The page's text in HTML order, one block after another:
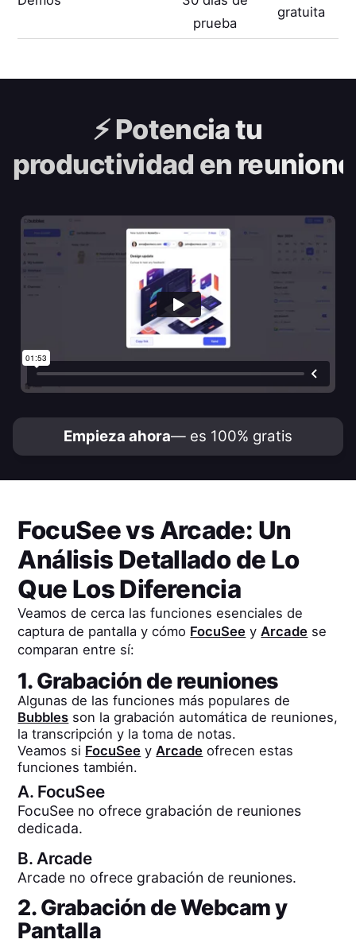
prueba
gratuita
⚡️Potencia tu
productividad en
Empieza ahora— es 100% gratis
FocuSeevsArcade: Un
Análisis Detallado de Lo
Que Los Diferencia
Veamos de cerca las funciones esenciales de
captura de pantalla y cómo FocuSee yArcade se
comparan entre sí:
1. Grabación de reuniones
Algunas de las funciones más populares de
Bubbles son la grabación automática de reuniones,
la transcripción y la toma de notas.
Veamos si FocuSee y Arcade ofrecen estas
funciones también.
A. FocuSee
FocuSee no ofrece grabación de reuniones
dedicada.
B. Arcade
Arcade no ofrece grabación de reuniones.
2. Grabación de Webcam y
Pantalla